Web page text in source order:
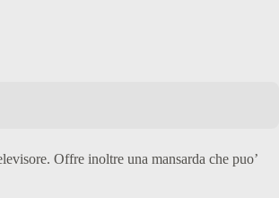
Offre inoltre una mansarda che puo’